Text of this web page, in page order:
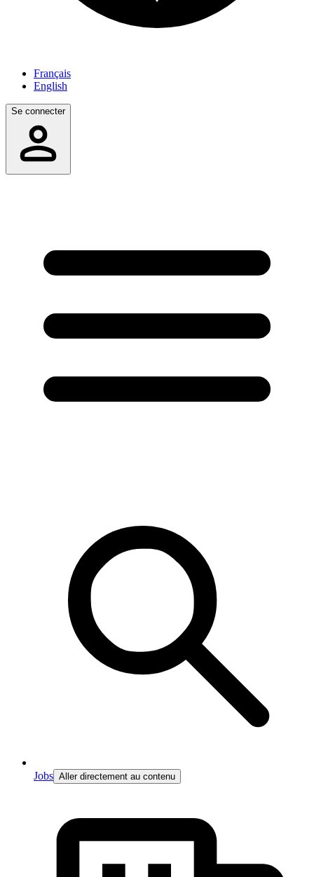
Français
English
Se connecter
Jobs Aller directement au contenu